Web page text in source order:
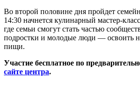
Во второй половине дня пройдет
14:30 начнется кулинарный мастер-
где семьи смогут стать частью
подростки и молодые люди — освоить
пищи.
Участие бесплатное по
сайте центра.